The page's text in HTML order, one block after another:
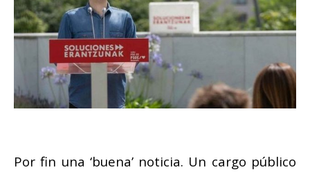
Por fin una ‘buena’ noticia. Un cargo público